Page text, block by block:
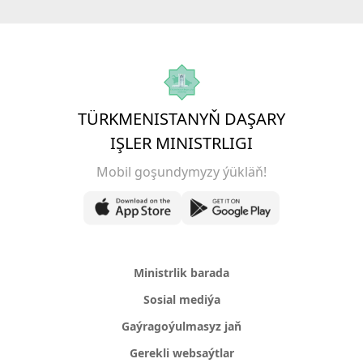
TÜRKMENISTANYŇ DAŞARY
IŞLER MINISTRLIGI
Mobil goşundymyzy ýükläň!
Ministrlik barada
Sosial mediýa
Gaýragoýulmasyz jaň
Gerekli websaýtlar